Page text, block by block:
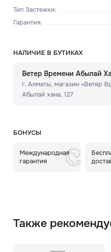
Тип Застежки:
Гарантия:
НАЛИЧИЕ В БУТИКАХ
Ветер Времени Абылай
г. Алматы, ​магазин «Ветер
Абылай хана, 127
БОНУСЫ
Международная
гарантия
Также